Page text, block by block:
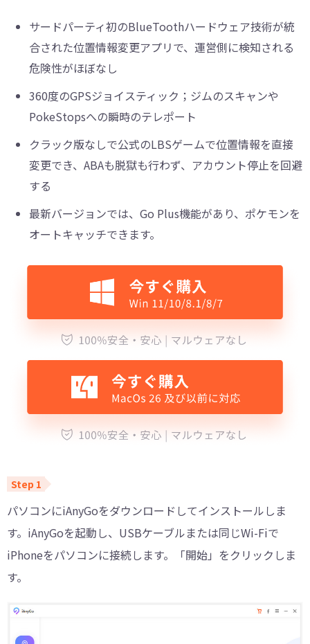
サードパーティ初のBlueToothハードウェア技術が統
合された位置情報変更アプリで、運営側に検知される
危険性がほぼなし
360度のGPSジョイスティック；ジムのスキャンや
PokeStopsへの瞬時のテレポート
クラック版なしで公式のLBSゲームで位置情報を直接
変更でき、ABAも脱獄も行わず、アカウント停止を回避
する
最新バージョンでは、Go Plus機能があり、ポケモンを
オートキャッチできます。
パソコンにiAnyGoをダウンロードしてインストールしま
す。iAnyGoを起動し、USBケーブルまたは同じWi-Fiで
iPhoneをパソコンに接続します。「開始」をクリックしま
す。